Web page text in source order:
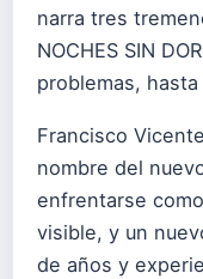
narra tres
NOCHES SIN
problemas,
Francisco
nombre del
enfrentarse
visible, y un
de años y